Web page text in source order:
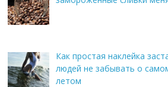
Как простая наклейка
людей не забывать о
летом